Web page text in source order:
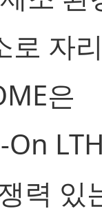
로 자
은
력 있